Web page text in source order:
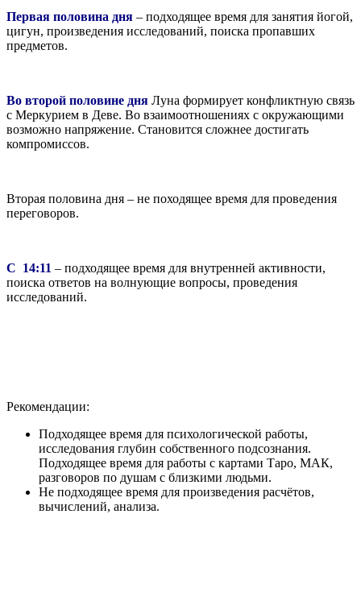
Первая половина дня – подходящее время для занятия йогой,
цигун, произведения исследований, поиска пропавших
предметов.
Во второй половине дня Луна формирует конфликтную связь
с Меркурием в Деве. Во взаимоотношениях с окружающими
возможно напряжение. Становится сложнее достигать
компромиссов.
Вторая половина дня – не походящее время для проведения
переговоров.
С 14:11 – подходящее время для внутренней активности,
поиска ответов на волнующие вопросы, проведения
исследований.
Рекомендации:
Подходящее время для психологической работы,
исследования глубин собственного подсознания.
Подходящее время для работы с картами Таро, МАК,
разговоров по душам с близкими людьми.
Не подходящее время для произведения расчётов,
вычислений, анализа.